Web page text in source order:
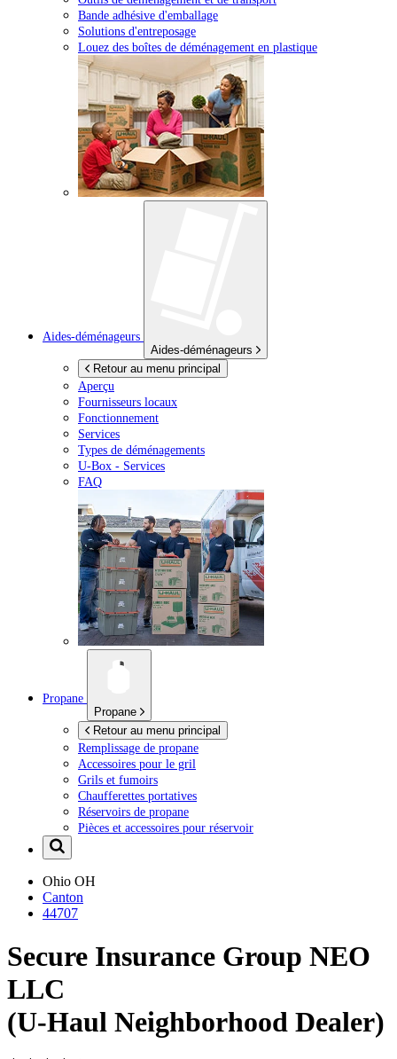
Bande adhésive d'emballage
Solutions d'entreposage
Louez des boîtes de déménagement en plastique
Aides-déménageurs
Aides-déménageurs
Retour au menu principal
Aperçu
Fournisseurs locaux
Fonctionnement
Services
Types de déménagements
U-Box - Services
FAQ
Propane
Propane
Retour au menu principal
Remplissage de propane
Accessoires pour le gril
Grils et fumoirs
Chaufferettes portatives
Réservoirs de propane
Pièces et accessoires pour réservoir
Ohio OH
Canton
44707
Secure Insurance Group NEO
LLC
(U-Haul Neighborhood Dealer)